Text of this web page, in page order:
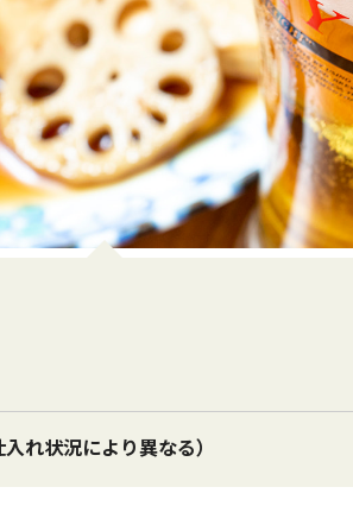
れ状況により異なる）